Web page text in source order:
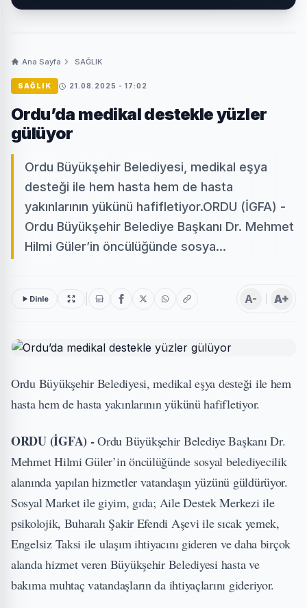
Ana Sayfa SAĞLIK
SAĞLIK 21.08.2025 - 17:02
Ordu’da medikal destekle yüzler
gülüyor
Ordu Büyükşehir Belediyesi, medikal eşya
desteği ile hem hasta hem de hasta
yakınlarının yükünü hafifletiyor.ORDU (İGFA) -
Ordu Büyükşehir Belediye Başkanı Dr. Mehmet
Hilmi Güler’in öncülüğünde sosya...
Dinle A- A+
Ordu Büyükşehir Belediyesi, medikal eşya desteği ile hem
hasta hem de hasta yakınlarının yükünü hafifletiyor.
ORDU (İGFA) -Ordu Büyükşehir Belediye Başkanı Dr.
Mehmet Hilmi Güler’in öncülüğünde sosyal belediyecilik
alanında yapılan hizmetler vatandaşın yüzünü güldürüyor.
Sosyal Market ile giyim, gıda; Aile Destek Merkezi ile
psikolojik, Buharalı Şakir Efendi Aşevi ile sıcak yemek,
Engelsiz Taksi ile ulaşım ihtiyacını gideren ve daha birçok
alanda hizmet veren Büyükşehir Belediyesi hasta ve
bakıma muhtaç vatandaşların da ihtiyaçlarını gideriyor.